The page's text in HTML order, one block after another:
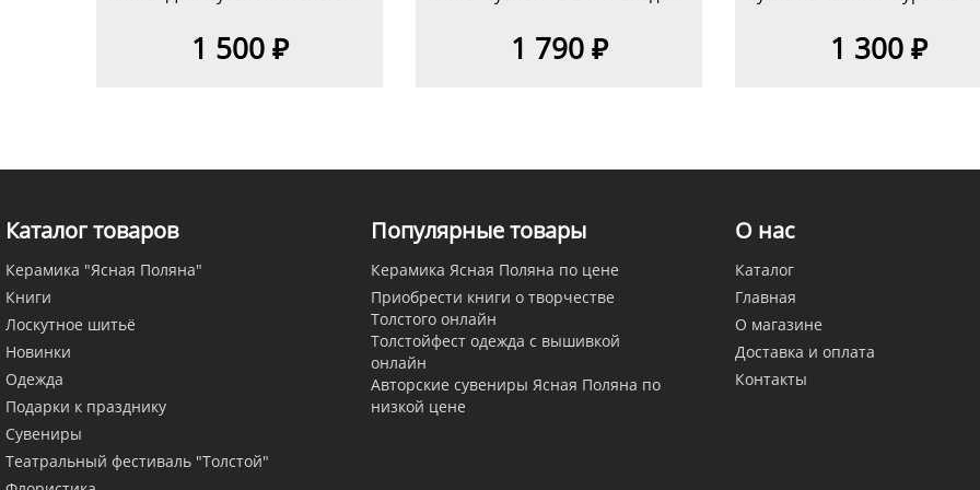
1 500 ₽ 1 790 ₽ 1 300 ₽
Каталог товаров
Керамика "Ясная Поляна"
Книги
Лоскутное шитьё
Новинки
Одежда
Подарки к празднику
Сувениры
Театральный фестиваль "Толстой"
Популярные товары
Керамика Ясная Поляна по цене
Приобрести книги о творчестве
Толстого онлайн
Толстойфест одежда с вышивкой
онлайн
Авторские сувениры Ясная Поляна по
низкой цене
О нас
Каталог
Главная
О магазине
Доставка и оплата
Контакты